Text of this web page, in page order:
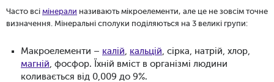
Часто всі мінерали називають мікроелементи, але це не зовсім точне
визначення. Мінеральні сполуки поділяються на 3 великі групи:
Макроелементи – калій, кальцій, сірка, натрій, хлор,
магній, фосфор. Їхній вміст в організмі людини
коливається від 0,009 до 9%.